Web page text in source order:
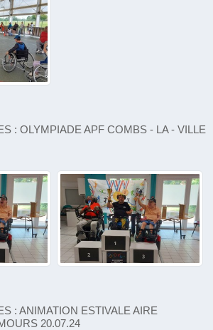
: OLYMPIADE APF COMBS - LA - VILLE
: ANIMATION ESTIVALE AIRE
20.07.24